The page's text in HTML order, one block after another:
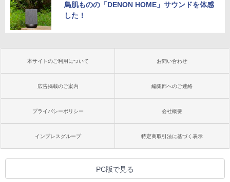
鳥肌ものの「DENON HOME」サウンドを体感
した！
本サイトのご利用について お問い合わせ
広告掲載のご案内 編集部へのご連絡
プライバシーポリシー 会社概要
インプレスグループ 特定商取引法に基づく表示
PC版で見る